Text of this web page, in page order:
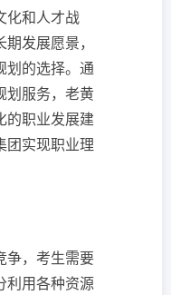
化和人才战
发展愿景，
划的选择。通
划服务，老黄
的职业发展建
团实现职业理
争，考生需要
利用各种资源